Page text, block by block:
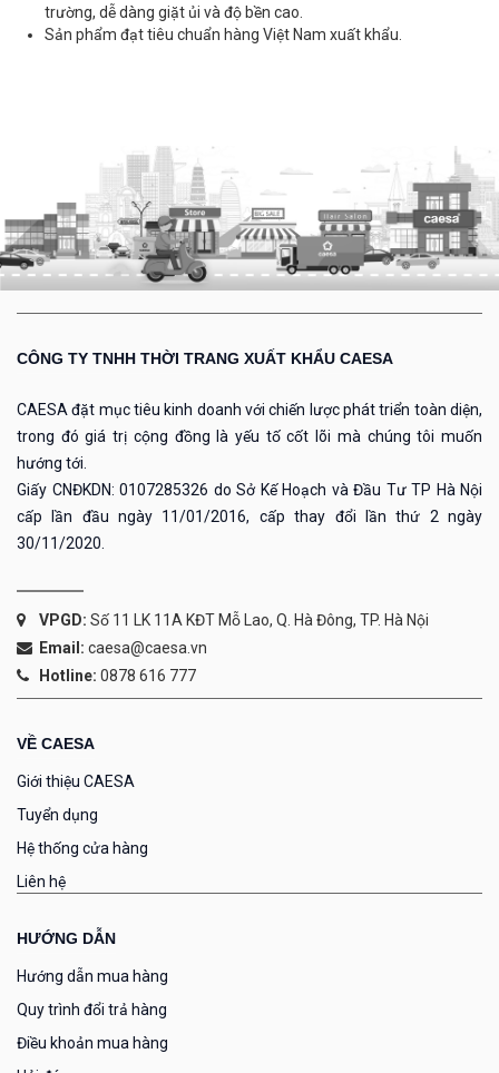
trường, dễ dàng giặt ủi và độ bền cao.
Sản phẩm đạt tiêu chuẩn hàng Việt Nam xuất khẩu.
CÔNG TY TNHH THỜI TRANG XUẤT KHẨU CAESA
CAESA đặt mục tiêu kinh doanh với chiến lược phát triển toàn diện,
trong đó giá trị cộng đồng là yếu tố cốt lõi mà chúng tôi muốn
hướng tới.
Giấy CNĐKDN: 0107285326 do Sở Kế Hoạch và Đầu Tư TP Hà Nội
cấp lần đầu ngày 11/01/2016, cấp thay đổi lần thứ 2 ngày
30/11/2020.
VPGD: Số 11 LK 11A KĐT Mỗ Lao, Q. Hà Đông, TP. Hà Nội
Email: caesa@caesa.vn
Hotline: 0878 616 777
VỀ CAESA
Giới thiệu CAESA
Tuyển dụng
Hệ thống cửa hàng
Liên hệ
HƯỚNG DẪN
Hướng dẫn mua hàng
Quy trình đổi trả hàng
Điều khoản mua hàng